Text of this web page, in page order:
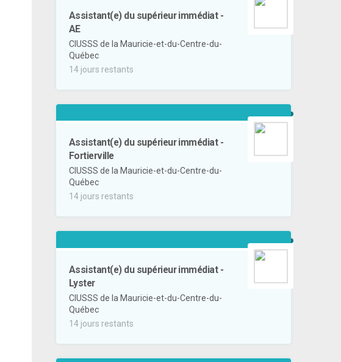
Assistant(e) du supérieur immédiat -
AE
CIUSSS de la Mauricie-et-du-Centre-du-
Québec
14 jours restants
Assistant(e) du supérieur immédiat -
Fortierville
CIUSSS de la Mauricie-et-du-Centre-du-
Québec
14 jours restants
Assistant(e) du supérieur immédiat -
Lyster
CIUSSS de la Mauricie-et-du-Centre-du-
Québec
14 jours restants